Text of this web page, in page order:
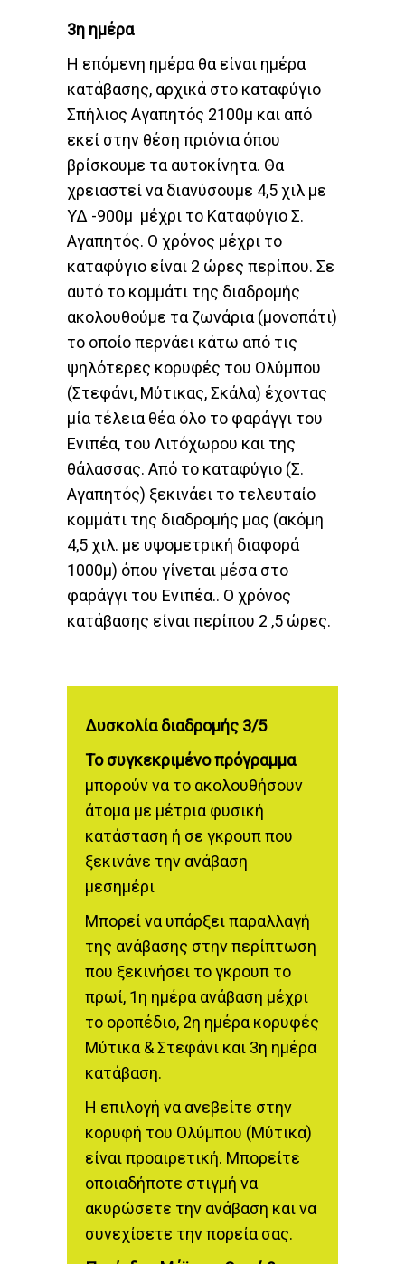
3η ημέρα
Η επόμενη ημέρα θα είναι ημέρα
κατάβασης, αρχικά στο καταφύγιο
Σπήλιος Αγαπητός 2100μ και από
εκεί στην θέση πριόνια όπου
βρίσκουμε τα αυτοκίνητα. Θα
χρειαστεί να διανύσουμε 4,5 χιλ με
ΥΔ -900μ μέχρι το Καταφύγιο Σ.
Αγαπητός. Ο χρόνος μέχρι το
καταφύγιο είναι 2 ώρες περίπου. Σε
αυτό το κομμάτι της διαδρομής
ακολουθούμε τα ζωνάρια (μονοπάτι)
το οποίο περνάει κάτω από τις
ψηλότερες κορυφές του Ολύμπου
(Στεφάνι, Μύτικας, Σκάλα) έχοντας
μία τέλεια θέα όλο το φαράγγι του
Ενιπέα, του Λιτόχωρου και της
θάλασσας. Από το καταφύγιο (Σ.
Αγαπητός) ξεκινάει το τελευταίο
κομμάτι της διαδρομής μας (ακόμη
4,5 χιλ. με υψομετρική διαφορά
1000μ) όπου γίνεται μέσα στο
φαράγγι του Ενιπέα.. Ο χρόνος
κατάβασης είναι περίπου 2 ,5 ώρες.
Δυσκολία διαδρομής 3/5
Το συγκεκριμένο πρόγραμμα
μπορούν να το ακολουθήσουν
άτομα με μέτρια φυσική
κατάσταση ή σε γκρουπ που
ξεκινάνε την ανάβαση
μεσημέρι
Μπορεί να υπάρξει παραλλαγή
της ανάβασης στην περίπτωση
που ξεκινήσει το γκρουπ το
πρωί, 1η ημέρα ανάβαση μέχρι
το οροπέδιο, 2η ημέρα κορυφές
Μύτικα & Στεφάνι και 3η ημέρα
κατάβαση.
Η επιλογή να ανεβείτε στην
κορυφή του Ολύμπου (Μύτικα)
είναι προαιρετική. Μπορείτε
οποιαδήποτε στιγμή να
ακυρώσετε την ανάβαση και να
συνεχίσετε την πορεία σας.